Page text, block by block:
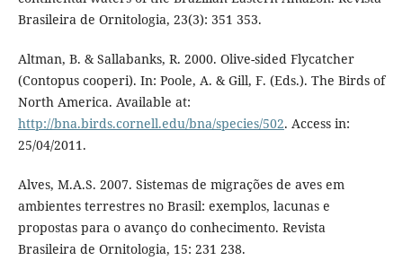
Brasileira de Ornitologia, 23(3): 351 353.
Altman, B. & Sallabanks, R. 2000. Olive-sided Flycatcher
(Contopus cooperi). In: Poole, A. & Gill, F. (Eds.). The Birds of
North America. Available at:
http://bna.birds.cornell.edu/bna/species/502. Access in:
25/04/2011.
Alves, M.A.S. 2007. Sistemas de migrações de aves em
ambientes terrestres no Brasil: exemplos, lacunas e
propostas para o avanço do conhecimento. Revista
Brasileira de Ornitologia, 15: 231 238.